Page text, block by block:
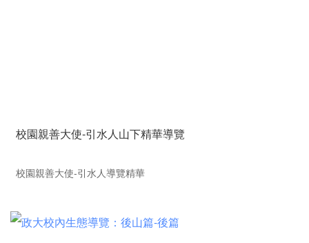
校園親善大使-引水人山下精華導覽
校園親善大使-引水人導覽精華